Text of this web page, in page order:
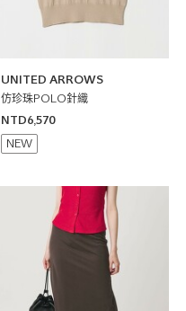
UNITED ARROWS
仿珍珠POLO針織
NTD6,570
NEW